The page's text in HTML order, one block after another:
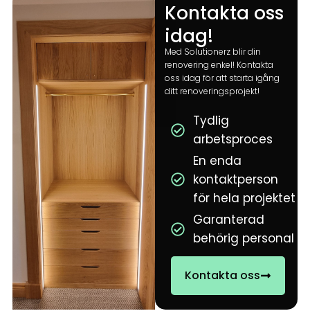
Kontakta oss
idag!
Med Solutionerz blir din
renovering enkel! Kontakta
oss idag för att starta igång
ditt renoveringsprojekt!
Tydlig
arbetsproces
En enda
kontaktperson
för hela projektet
Garanterad
behörig personal
Kontakta oss